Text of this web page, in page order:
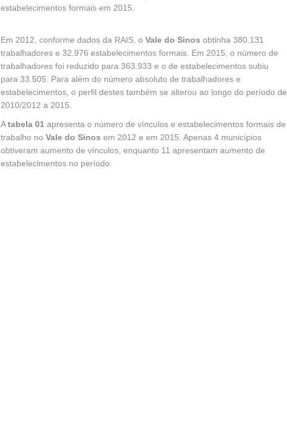
estabelecimentos formais em 2015.
Em 2012, conforme dados da RAIS, o Vale do Sinos obtinha 380.131
trabalhadores e 32.976 estabelecimentos formais. Em 2015, o número de
trabalhadores foi reduzido para 363.933 e o de estabelecimentos subiu
para 33.505. Para além do número absoluto de trabalhadores e
estabelecimentos, o perfil destes também se alterou ao longo do período de
2010/2012 a 2015.
Atabela 01 apresenta o número de vínculos e estabelecimentos formais de
trabalho no Vale do Sinos em 2012 e em 2015. Apenas 4 municípios
obtiveram aumento de vínculos, enquanto 11 apresentam aumento de
estabelecimentos no período.